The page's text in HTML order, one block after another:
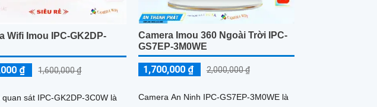
Wifi Imou IPC-GK2DP-
₫ 1,600,000 ₫
sát IPC-GK2DP-3C0W là
Camera Imou 360 Ngoài Trời IPC-
GS7EP-3M0WE
1,700,000 ₫ 2,000,000 ₫
Camera An Ninh IPC-GS7EP-3M0WE là